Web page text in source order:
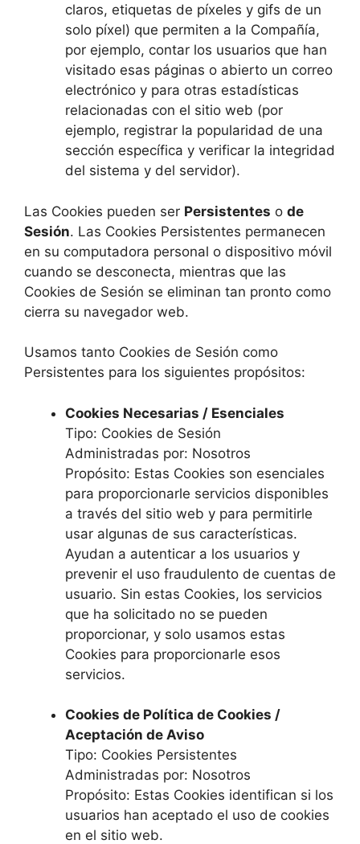
claros, etiquetas de píxeles y gifs de un
solo píxel) que permiten a la Compañía,
por ejemplo, contar los usuarios que han
visitado esas páginas o abierto un correo
electrónico y para otras estadísticas
relacionadas con el sitio web (por
ejemplo, registrar la popularidad de una
sección específica y verificar la integridad
del sistema y del servidor).
Las Cookies pueden ser Persistentes o de
Sesión. Las Cookies Persistentes permanecen
en su computadora personal o dispositivo móvil
cuando se desconecta, mientras que las
Cookies de Sesión se eliminan tan pronto como
cierra su navegador web.
Usamos tanto Cookies de Sesión como
Persistentes para los siguientes propósitos:
Cookies Necesarias / Esenciales
Tipo: Cookies de Sesión
Administradas por: Nosotros
Propósito: Estas Cookies son esenciales
para proporcionarle servicios disponibles
a través del sitio web y para permitirle
usar algunas de sus características.
Ayudan a autenticar a los usuarios y
prevenir el uso fraudulento de cuentas de
usuario. Sin estas Cookies, los servicios
que ha solicitado no se pueden
proporcionar, y solo usamos estas
Cookies para proporcionarle esos
servicios.
Cookies de Política de Cookies /
Aceptación de Aviso
Tipo: Cookies Persistentes
Administradas por: Nosotros
Propósito: Estas Cookies identifican si los
usuarios han aceptado el uso de cookies
en el sitio web.